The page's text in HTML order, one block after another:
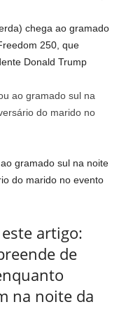
chega ao gramado
250, que
Donald Trump
gramado sul na noite
do marido no evento
artigo:
de
na noite da